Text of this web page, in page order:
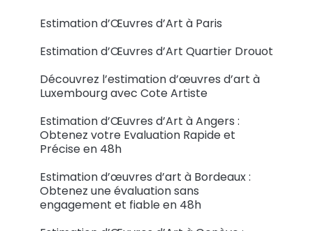
Estimation d’Œuvres d’Art à Paris
Estimation d’Œuvres d’Art Quartier Drouot
Découvrez l’estimation d’œuvres d’art à
Luxembourg avec Cote Artiste
Estimation d’Œuvres d’Art à Angers :
Obtenez votre Evaluation Rapide et
Précise en 48h
Estimation d’œuvres d’art à Bordeaux :
Obtenez une évaluation sans
engagement et fiable en 48h